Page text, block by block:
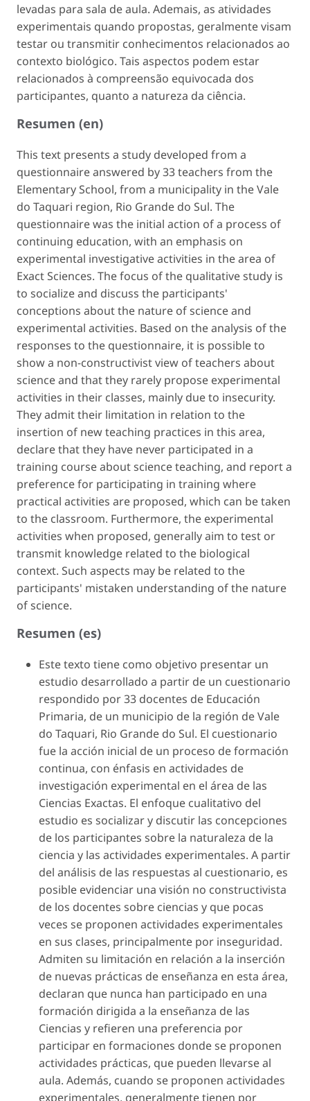
levadas para sala de aula. Ademais, as atividades
experimentais quando propostas, geralmente visam
testar ou transmitir conhecimentos relacionados ao
contexto biológico. Tais aspectos podem estar
relacionados à compreensão equivocada dos
participantes, quanto a natureza da ciência.
Resumen (en)
This text presents a study developed from a
questionnaire answered by 33 teachers from the
Elementary School, from a municipality in the Vale
do Taquari region, Rio Grande do Sul. The
questionnaire was the initial action of a process of
continuing education, with an emphasis on
experimental investigative activities in the area of ​​
Exact Sciences. The focus of the qualitative study is
to socialize and discuss the participants'
conceptions about the nature of science and
experimental activities. Based on the analysis of the
responses to the questionnaire, it is possible to
show a non-constructivist view of teachers about
science and that they rarely propose experimental
activities in their classes, mainly due to insecurity.
They admit their limitation in relation to the
insertion of new teaching practices in this area,
declare that they have never participated in a
training course about science teaching, and report a
preference for participating in training where
practical activities are proposed, which can be taken
to the classroom. Furthermore, the experimental
activities when proposed, generally aim to test or
transmit knowledge related to the biological
context. Such aspects may be related to the
participants' mistaken understanding of the nature
of science.
Resumen (es)
Este texto tiene como objetivo presentar un
estudio desarrollado a partir de un cuestionario
respondido por 33 docentes de Educación
Primaria, de un municipio de la región deVale
do Taquari, Rio Grande do Sul. El cuestionario
fue la acción inicial de un proceso de formación
continua, con énfasis en actividades de
investigación experimental en el área de las
Ciencias Exactas. El enfoque cualitativo del
estudio es socializar y discutir las concepciones
de los participantes sobre la naturaleza de la
ciencia y las actividades experimentales. A partir
del análisis de las respuestas al cuestionario, es
posible evidenciar una visión no constructivista
de los docentes sobre ciencias y que pocas
veces se proponen actividades experimentales
en sus clases, principalmente por inseguridad.
Admiten su limitación en relación a la inserción
de nuevas prácticas de enseñanza en esta área,
declaran que nunca han participado en una
formación dirigida a la enseñanza de las
Ciencias y refieren una preferencia por
participar en formaciones donde se proponen
actividades prácticas, que pueden llevarse al
aula. Además, cuando se proponen actividades
experimentales, generalmente tienen por